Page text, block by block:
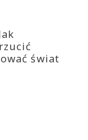
świat